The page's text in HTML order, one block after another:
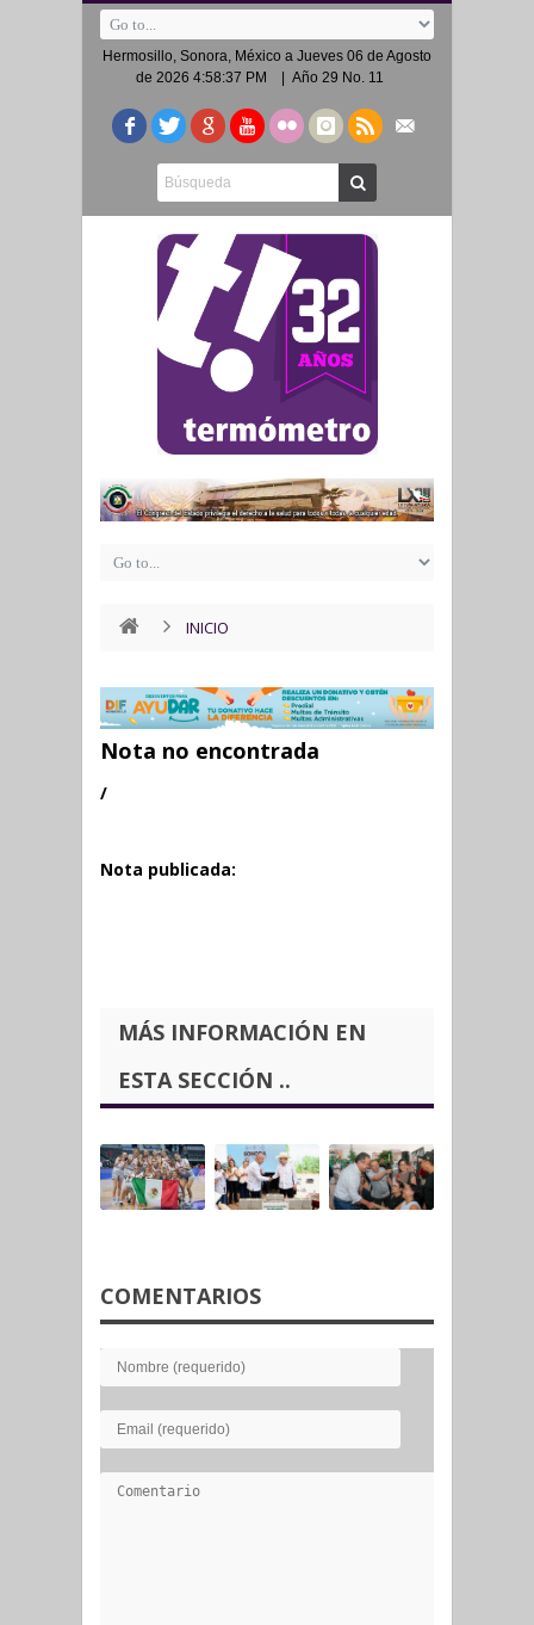
Hermosillo, Sonora, México a Jueves 06 de Agosto
de 2026 4:58:37 PM
| Año 29 No. 11
INICIO
Nota no encontrada
/
Nota publicada:
MÁS INFORMACIÓN EN
ESTA SECCIÓN ..
COMENTARIOS